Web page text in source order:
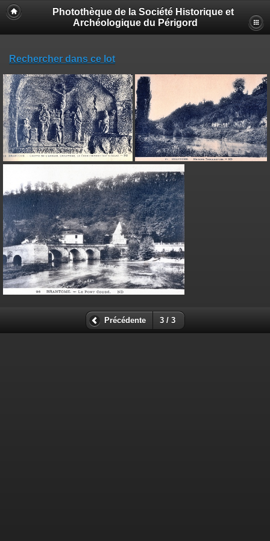
Photothèque de la Société Historique et
Archéologique du Périgord
Rechercher dans ce lot
Précédente 3 / 3